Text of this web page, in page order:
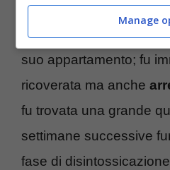
necessità di un
maggio, la cantante fu
suo appartamento; fu
ricoverata ma anche
fu trovata una grande
settimane successive
fase di
Manage